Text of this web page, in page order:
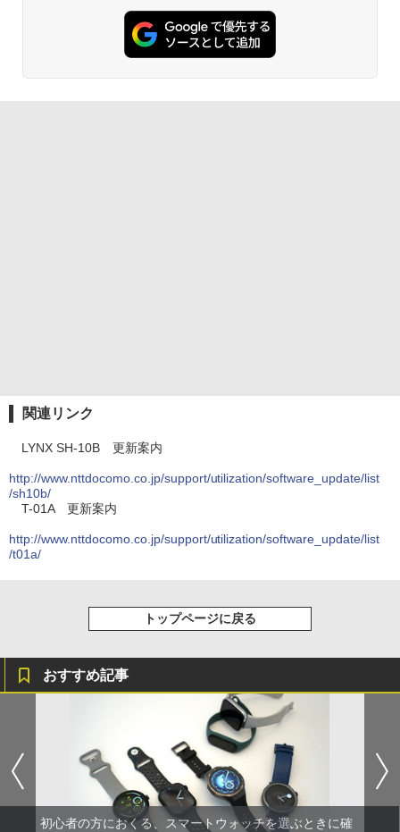
関連リンク
LYNX SH-10B 更新案内
http://www.nttdocomo.co.jp/support/utilization/software_update/list
/sh10b/
T-01A 更新案内
http://www.nttdocomo.co.jp/support/utilization/software_update/list
/t01a/
トップページに戻る
おすすめ記事
初心者の方におくる、スマートウォッチを選ぶときに確